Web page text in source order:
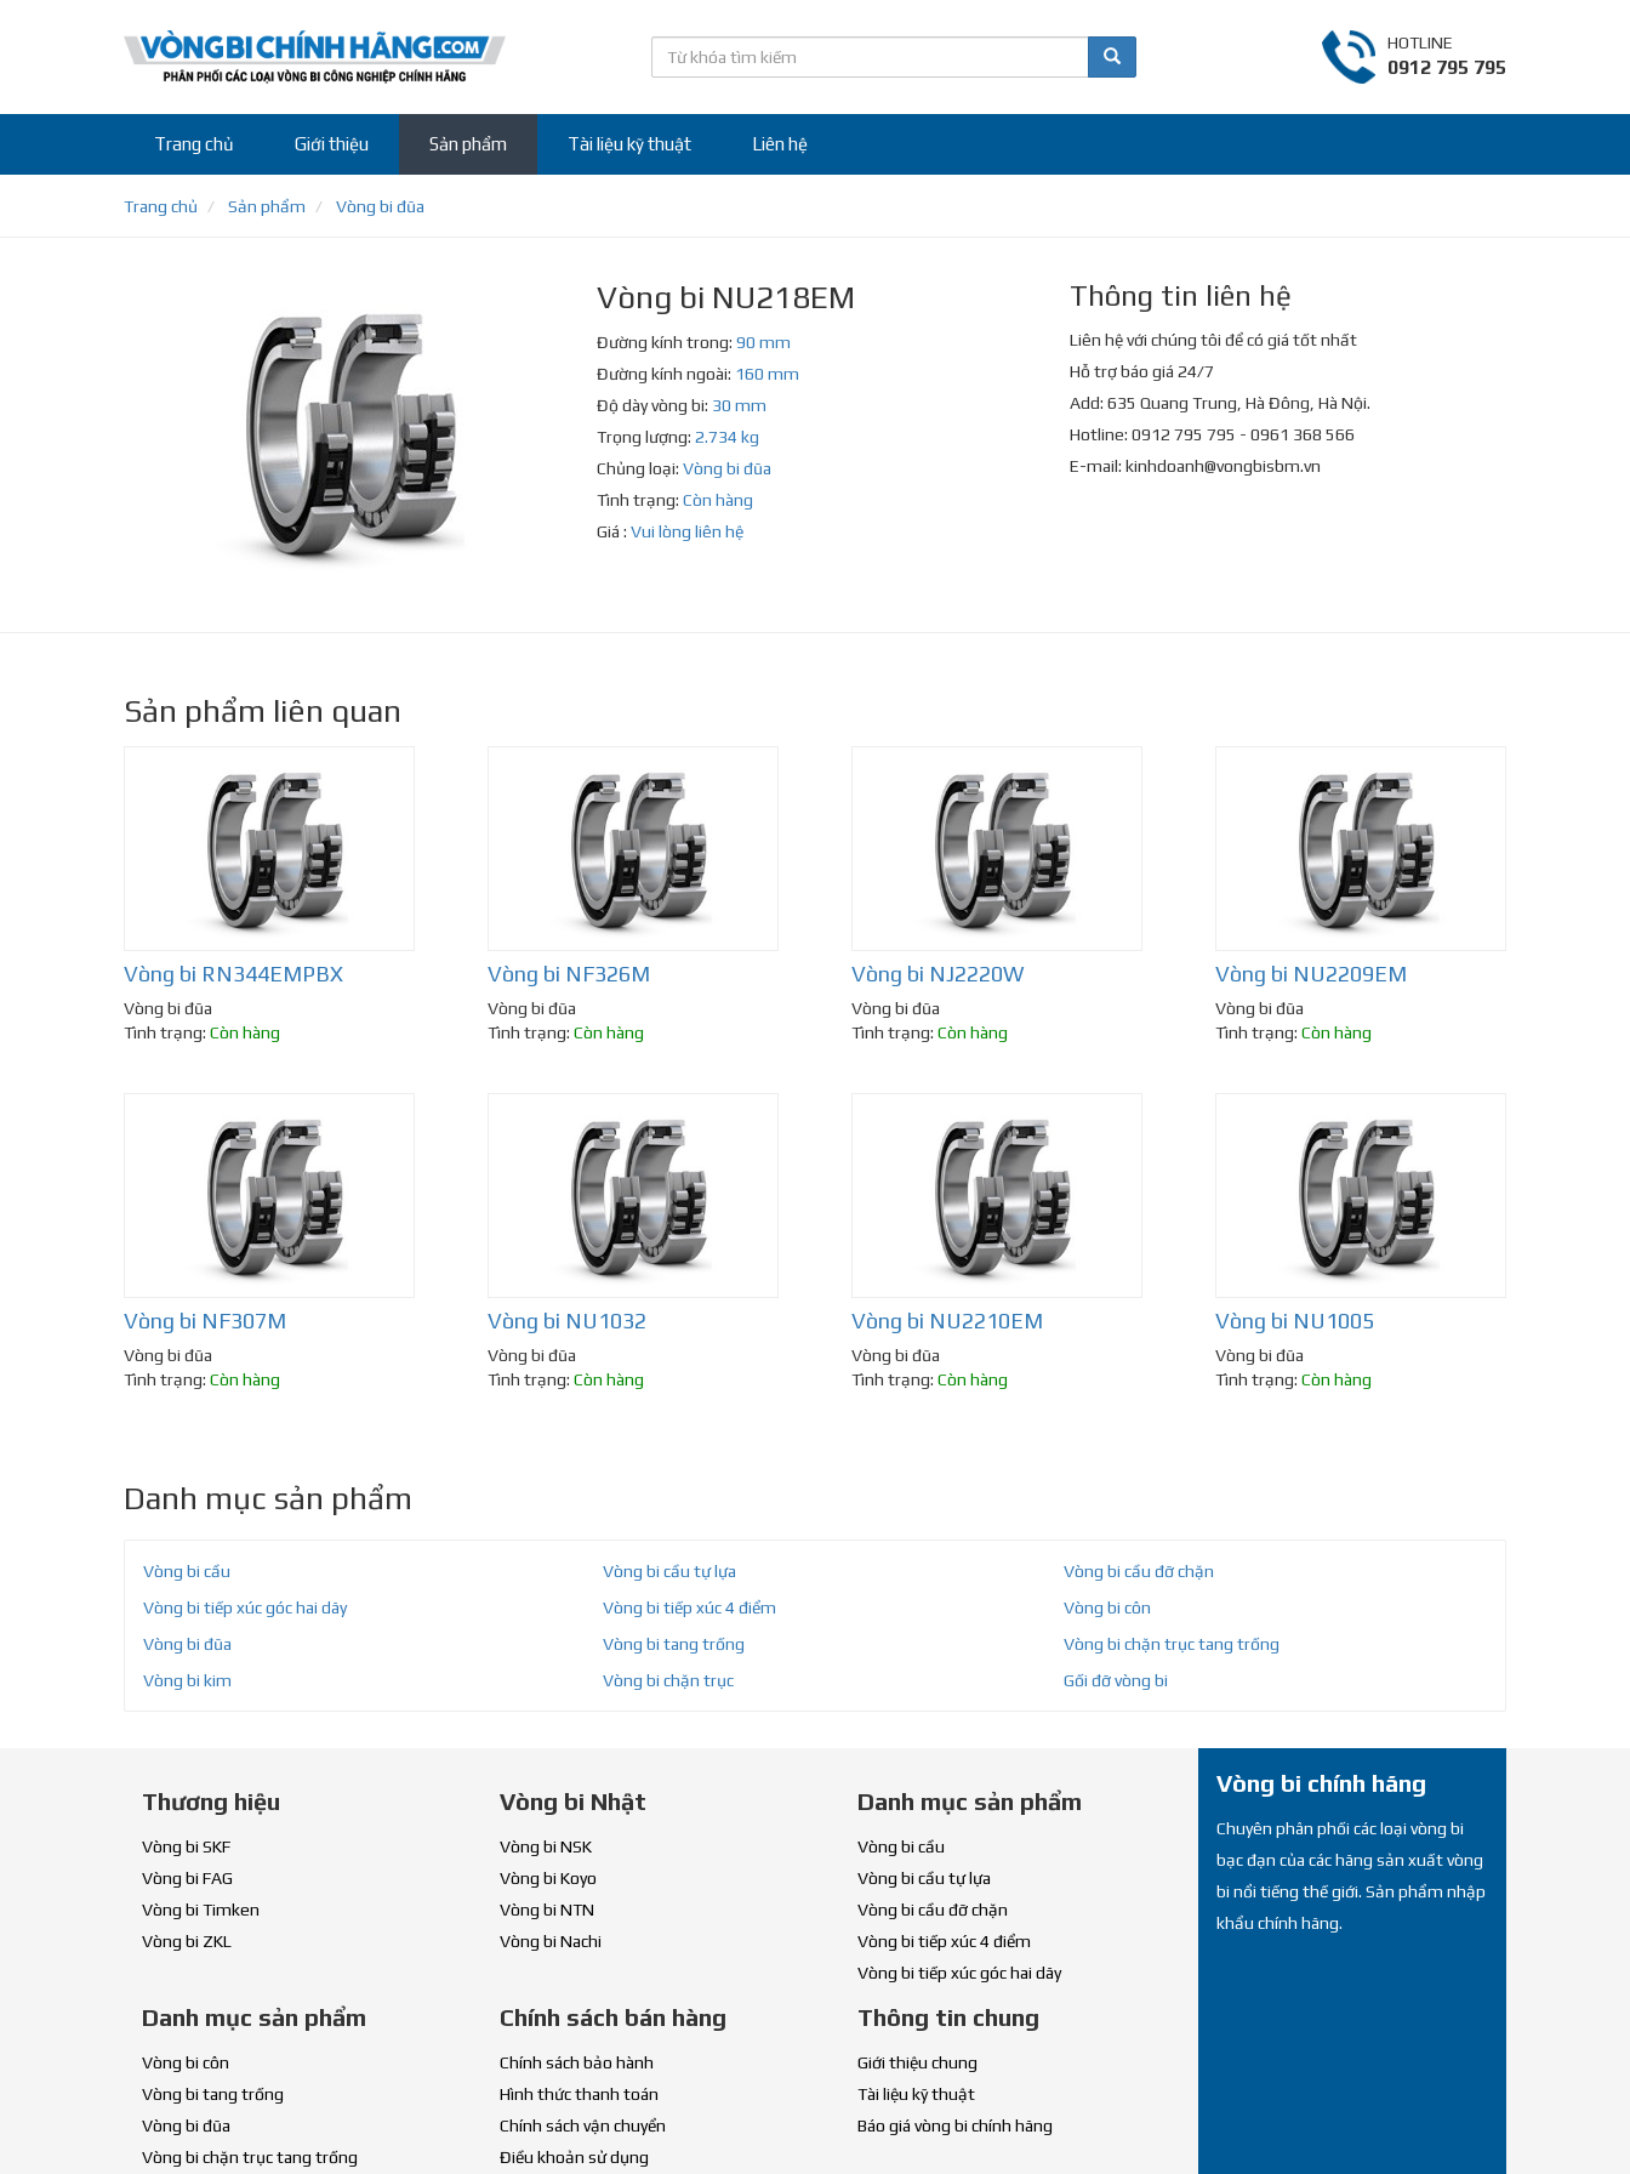
HOTLINE
0912 795 795
Trang chủ Giới thiệu Sản phẩm Tài liệu kỹ thuật Liên hệ
Trang chủ Sản phẩm Vòng bi đũa
Vòng bi NU218EM
Đường kính trong: 90 mm
Đường kính ngoài: 160 mm
Độ dày vòng bi: 30 mm
Trọng lượng: 2.734 kg
Chủng loại: Vòng bi đũa
Tình trạng: Còn hàng
Giá : Vui lòng liên hệ
Thông tin liên hệ
Liên hệ với chúng tôi để có giá tốt nhất
Hỗ trợ báo giá 24/7
Add: 635 Quang Trung, Hà Đông, Hà Nội.
Hotline: 0912 795 795 - 0961 368 566
E-mail: kinhdoanh@vongbisbm.vn
Sản phẩm liên quan
Vòng bi RN344EMPBX
Vòng bi đũa
Tình trạng: Còn hàng
Vòng bi NF326M
Vòng bi đũa
Tình trạng: Còn hàng
Vòng bi NJ2220W
Vòng bi đũa
Tình trạng: Còn hàng
Vòng bi NU2209EM
Vòng bi đũa
Tình trạng: Còn hàng
Vòng bi NF307M
Vòng bi đũa
Tình trạng: Còn hàng
Vòng bi NU1032
Vòng bi đũa
Tình trạng: Còn hàng
Vòng bi NU2210EM
Vòng bi đũa
Tình trạng: Còn hàng
Vòng bi NU1005
Vòng bi đũa
Tình trạng: Còn hàng
Danh mục sản phẩm
Vòng bi cầu Vòng bi cầu tự lựa
Vòng bi cầu đỡ chặn
Vòng bi tiếp xúc góc hai dãy
Vòng bi tiếp xúc 4 điểm
Vòng bi côn
Vòng bi đũa
Vòng bi tang trống
Vòng bi chặn trục tang trống
Vòng bi kim
Vòng bi chặn trục Gối đỡ vòng bi
Thương hiệu
Vòng bi SKF
Vòng bi FAG
Vòng bi Timken
Vòng bi ZKL
Vòng bi Nhật
Vòng bi NSK
Vòng bi Koyo
Vòng bi NTN
Vòng bi Nachi
Danh mục sản phẩm
Vòng bi cầu
Vòng bi cầu tự lựa
Vòng bi cầu đỡ chặn
Vòng bi tiếp xúc 4 điểm
Vòng bi tiếp xúc góc hai dãy
Danh mục sản phẩm
Vòng bi côn
Vòng bi tang trống
Vòng bi đũa
Vòng bi chặn trục tang trống
Chính sách bán hàng
Chính sách bảo hành
Hình thức thanh toán
Chính sách vận chuyển
Điều khoản sử dụng
Thông tin chung
Giới thiệu chung
Tài liệu kỹ thuật
Báo giá vòng bi chính hãng
Vòng bi chính hãng
Chuyên phân phối các loại vòng bi
bạc đạn của các hãng sản xuất vòng
bi nổi tiếng thế giới. Sản phẩm nhập
khẩu chính hãng.